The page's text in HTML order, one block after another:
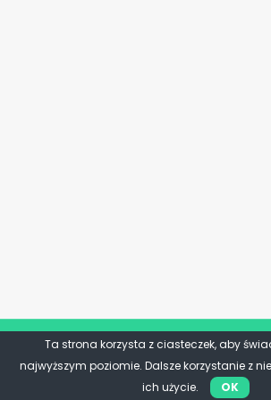
Ta strona korzysta z ciasteczek, aby
najwyższym poziomie. Dalsze korzystanie z
ich użycie.
OK